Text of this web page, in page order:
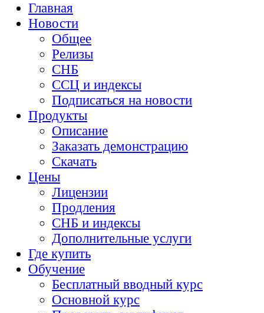
Главная
Новости
Общее
Релизы
СНБ
ССЦ и индексы
Подписаться на новости
Продукты
Описание
Заказать демонстрацию
Скачать
Цены
Лицензии
Продления
СНБ и индексы
Дополнительные услуги
Где купить
Обучение
Бесплатный вводный курс
Основной курс